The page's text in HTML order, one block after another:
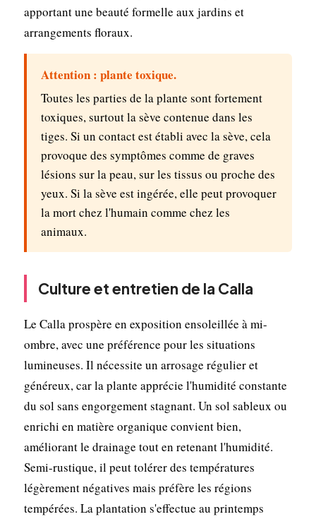
apportant une beauté formelle aux jardins et
arrangements floraux.
Attention : plante toxique.
Toutes les parties de la plante sont fortement
toxiques, surtout la sève contenue dans les
tiges. Si un contact est établi avec la sève, cela
provoque des symptômes comme de graves
lésions sur la peau, sur les tissus ou proche des
yeux. Si la sève est ingérée, elle peut provoquer
la mort chez l'humain comme chez les
animaux.
Culture et entretien de la Calla
Le Calla prospère en exposition ensoleillée à mi-
ombre, avec une préférence pour les situations
lumineuses. Il nécessite un arrosage régulier et
généreux, car la plante apprécie l'humidité constante
du sol sans engorgement stagnant. Un sol sableux ou
enrichi en matière organique convient bien,
améliorant le drainage tout en retenant l'humidité.
Semi-rustique, il peut tolérer des températures
légèrement négatives mais préfère les régions
tempérées. La plantation s'effectue au printemps